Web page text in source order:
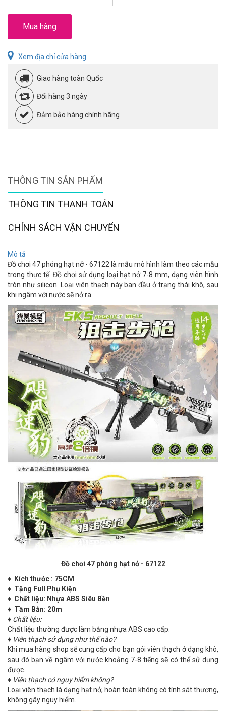
Mua hàng
Xem địa chỉ cửa hàng
Giao hàng toàn Quốc
Đổi hàng 3 ngày
Đảm bảo hàng chính hãng
THÔNG TIN SẢN PHẨM
THÔNG TIN THANH TOÁN
CHÍNH SÁCH VẬN CHUYỂN
Mô tả
Đồ chơi 47 phóng hạt nở - 67122 là mẫu mô hình làm theo các mẫu
trong thực tế. Đồ chơi sử dụng loại hạt nở 7-8 mm, dạng viên hình
tròn như silicon. Loại viên thạch này ban đầu ở trạng thái khô, sau
khi ngâm với nước sẽ nở ra.
Đồ chơi 47 phóng hạt nở - 67122
♦ Kích thước : 75CM
♦ Tặng Full Phụ Kiện
♦ Chất liệu: Nhựa ABS Siêu Bền
♦ Tầm Bắn: 20m
♦ Chất liệu:
Chất liệu thường được làm bằng nhựa ABS cao cấp.
♦ Viên thạch sử dụng như thế nào?
Khi mua hàng shop sẽ cung cấp cho bạn gói viên thạch ở dạng khô,
sau đó bạn về ngâm với nước khoảng 7-8 tiếng sẽ có thể sử dụng
được.
♦ Viên thạch có nguy hiểm không?
Loại viên thạch là dạng hạt nở, hoàn toàn không có tính sát thương,
không gây nguy hiểm.